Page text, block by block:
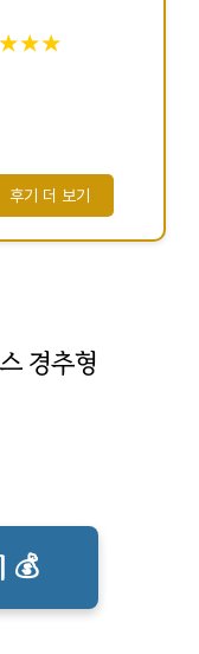
후기 더 보기
경추형
💰